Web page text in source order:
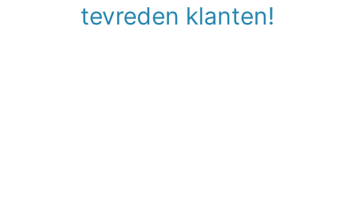
tevreden klanten!